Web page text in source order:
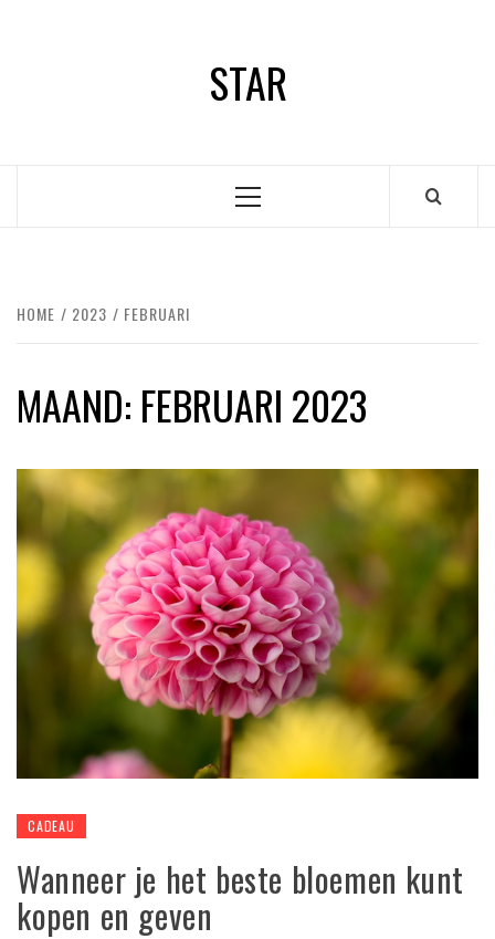
STAR
Primair
HOME 2023 FEBRUARI
MAAND: FEBRUARI 2023
CADEAU
Wanneer je het beste bloemen kunt
kopen en geven